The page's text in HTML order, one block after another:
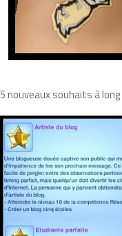
5 nouveaux souhaits à